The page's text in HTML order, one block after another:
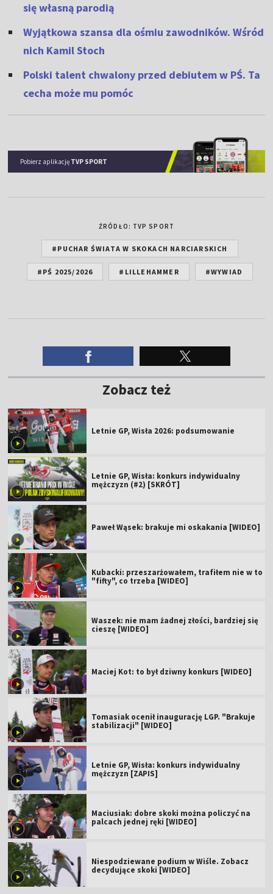
się własną parodią
Wyjątkowa szansa dla ośmiu zawodników. Wśród
nich Kamil Stoch
Polski talent chwalony przed debiutem w PŚ. Ta
cecha może mu pomóc
Pobierz aplikację TVP SPORT
ŹRÓDŁO: TVP SPORT
#PUCHAR ŚWIATA W SKOKACH NARCIARSKICH
#PŚ 2025/2026 #LILLEHAMMER #WYWIAD
Zobacz też
Letnie GP, Wisła 2026: podsumowanie
Letnie GP, Wisła: konkurs indywidualny
mężczyzn (#2) [SKRÓT]
Paweł Wąsek: brakuje mi oskakania [WIDEO]
Kubacki: przeszarżowałem, trafiłem nie w to
"fifty", co trzeba [WIDEO]
Waszek: nie mam żadnej złości, bardziej się
cieszę [WIDEO]
Maciej Kot: to był dziwny konkurs [WIDEO]
Tomasiak ocenił inaugurację LGP. "Brakuje
stabilizacji" [WIDEO]
Letnie GP, Wisła: konkurs indywidualny
mężczyzn [ZAPIS]
Maciusiak: dobre skoki można policzyć na
palcach jednej ręki [WIDEO]
Niespodziewane podium w Wiśle. Zobacz
decydujące skoki [WIDEO]